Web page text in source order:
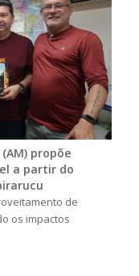
propõe
a partir do
de
os impactos